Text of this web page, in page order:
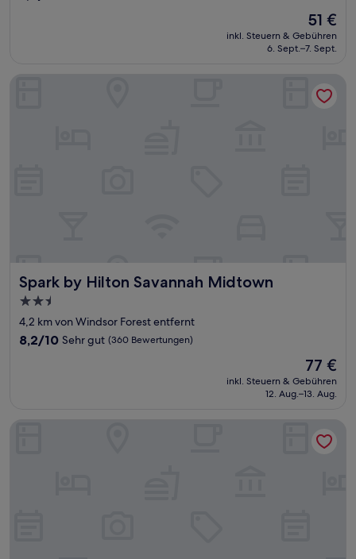
Der
Preis
beträgt
51 €
inkl. Steuern & Gebühren
6. Sept.–7. Sept.
Spark by Hilton Savannah Midtown
Spark by Hilton Savannah Midtown
2.5-
Sterne-
Unterkunft
4,2 km von Windsor Forest entfernt
8.2
Bewertungen)
8,2/10 Sehr gut (360 Bewertungen)
Der
Preis
beträgt
77 €
inkl. Steuern & Gebühren
12. Aug.–13. Aug.
Spark by Hilton Savannah Midtown